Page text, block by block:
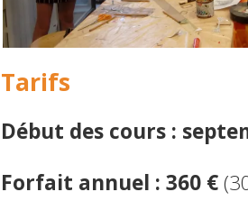
Tarifs
Début des cours :
Forfait annuel : 360 €